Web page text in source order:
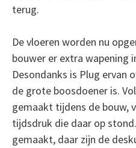
terug.
De vloeren worden nu
bouwer er extra wapening
Desondanks is Plug ervan
de grote boosdoener is.
gemaakt tijdens de bouw,
tijdsdruk die daar op
gemaakt, daar zijn de